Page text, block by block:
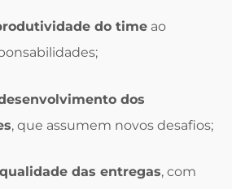
do time ao
dos
, que assumem novos desafios;
das entregas, com